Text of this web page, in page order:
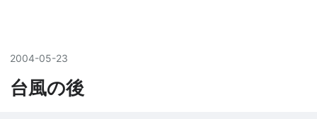
2004-05-23
台風の後